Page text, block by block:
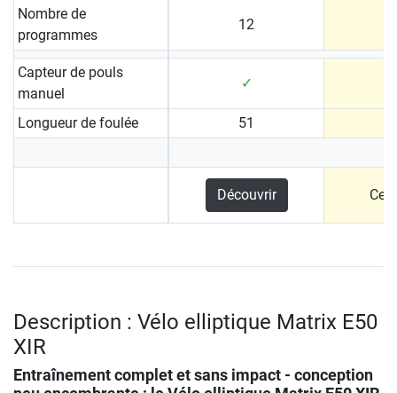
Nombre de
programmes
12
Capteur de pouls
manuel
✓
Longueur de foulée 51
Découvrir Ce
Description : Vélo elliptique Matrix E50
XIR
Entraînement complet et sans impact - conception